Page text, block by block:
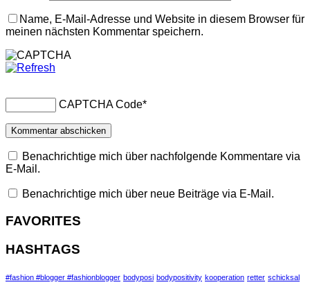
Name, E-Mail-Adresse und Website in diesem Browser für
meinen nächsten Kommentar speichern.
CAPTCHA Code*
Benachrichtige mich über nachfolgende Kommentare via
E-Mail.
Benachrichtige mich über neue Beiträge via E-Mail.
FAVORITES
HASHTAGS
#fashion #blogger #fashionblogger bodyposi bodypositivity kooperation retter schicksal